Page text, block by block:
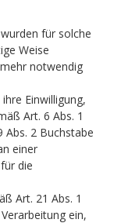
für solche
Weise
notwendig
Einwilligung,
Art. 6 Abs. 1
Abs. 2 Buchstabe
einer
die
Art. 21 Abs. 1
ein,